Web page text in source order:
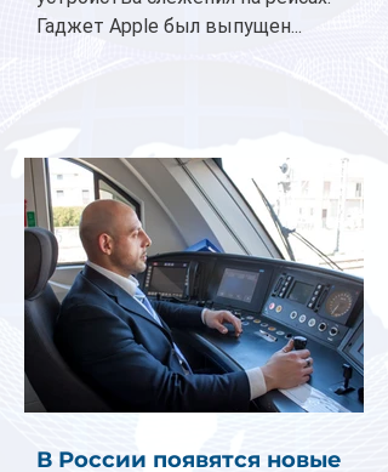
Гаджет Apple был выпущен...
В России появятся новые